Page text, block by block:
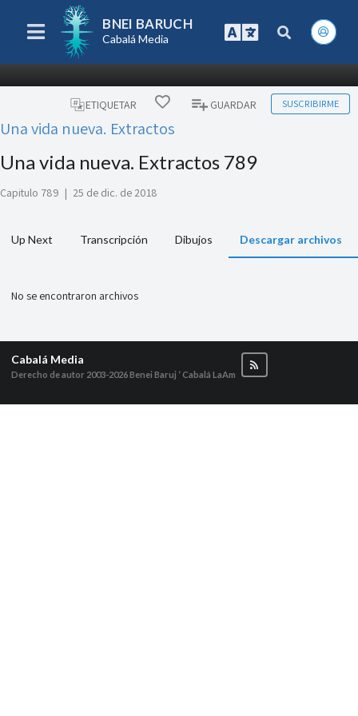
BNEI BARUCH
Cabalá Media
ETIQUETAR GUARDAR SUSCRIBIRME
Una vida nueva. Extractos
Una vida nueva. Extractos 789
Capitulo 789 | 25 de dic. de 2018
Up Next Transcripción Dibujos Descargar archivos
No se encontraron archivos
Cabalá Media
Derecho de autor 2003-2026Benei Baruj ‘ Cabalá LaAm